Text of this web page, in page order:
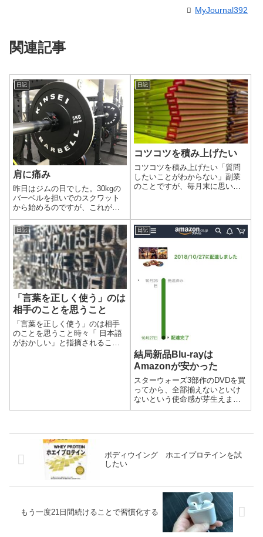
MyJournal392
関連記事
日記
肩に痛み
昨日はジムの日でした。30kgの
バーベルを担いでのスクワット
から始めるのですが、これがち
ょっとキツイです。初めて25kg
を使った時もこんな感覚だった
かもしれないと思うと、やって
れば慣れると信じて続けます。
日記
コツコツを積み上げたい
コツコツを積み上げたい「質問
したいことがわからない」副業
のことですが、毎月末に思いま
い浮かぶことを書いていきまし
た。いつも30分ほどで書き終わ
日記
「言葉を正しく使う」のは
相手のことを思うこと
「言葉を正しく使う」のは相手
のことを思うこと時々「 日本語
がおかしい」と指摘されること
日記
結局新品Blu-rayは
Amazonが安かった
スターウォーズ3部作のDVDを買
ってから、全部揃えないといけ
ないという使命感が芽生えまし
た。最新作ハン・ソロのDVD・
ん...
ボディウイング ホエイプロテインを試
したい
もう一度21日間続けることで習慣化する